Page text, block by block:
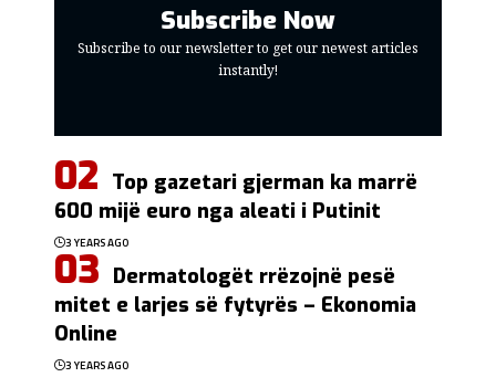
Subscribe Now
Subscribe to our newsletter to get our newest articles
instantly!
Top gazetari gjerman ka marrë
600 mijë euro nga aleati i Putinit
3 YEARS AGO
Dermatologët rrëzojnë pesë
mitet e larjes së fytyrës – Ekonomia
Online
3 YEARS AGO